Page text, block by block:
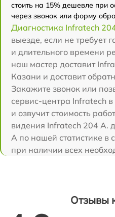
стоить на 15% дешевле при
через звонок или форму
Диагностика Infratech
выезде, если не требует
и длительного времени
наш мастер доставит
Казани и доставит
Закажите звонок или
сервис-центра Infratech
и озвучит стоимость
видения Infratech 204 А.
А по нашей статистике в
при наличии всех
Отзывы